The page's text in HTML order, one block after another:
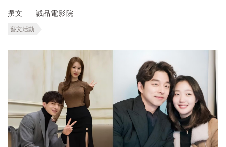
撰文 誠品電影院
藝文活動